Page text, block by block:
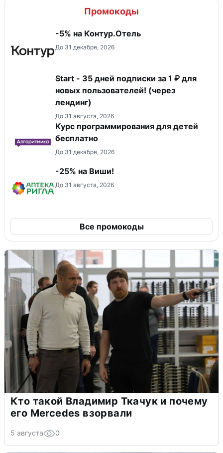
Промокоды
-5% на Контур.Отель
До 31 декабря, 2026
Start - 35 дней подписки за 1 ₽ для
новых пользователей! (через
лендинг)
До 31 августа, 2026
Курс программирования для детей
бесплатно
До 31 декабря, 2026
-25% на Виши!
До 31 августа, 2026
Все промокоды
Кто такой Владимир Ткачук и почему
его Mercedes взорвали
5 августа 0